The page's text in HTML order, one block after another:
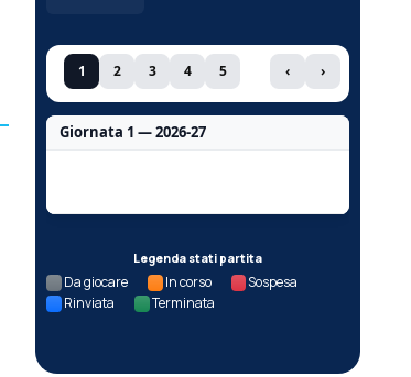
1 2 3 4 5 ‹ ›
Giornata 1 — 2026-27
Legenda stati partita
Da giocare In corso
Sospesa
Rinviata
Terminata